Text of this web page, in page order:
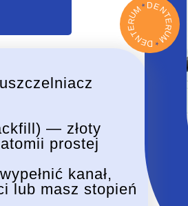
— złoty
prostej
kanał,
lub masz stopień
D
*
EN
T
E
R
U
M
*
D
E
N
T
E
R
U
M